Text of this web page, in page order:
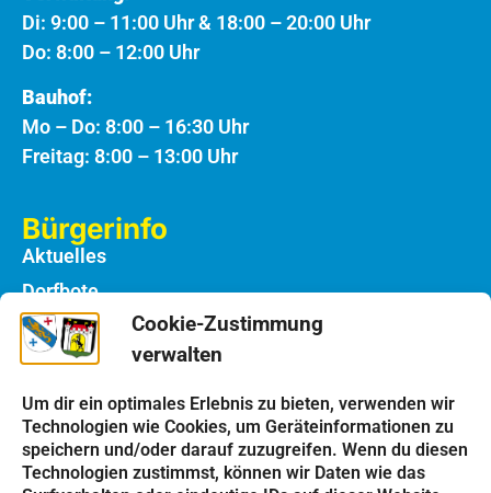
Cookie-Zustimmung
verwalten
Um dir ein optimales Erlebnis zu bieten, verwenden wir
Technologien wie Cookies, um Geräteinformationen zu
speichern und/oder darauf zuzugreifen. Wenn du diesen
Technologien zustimmst, können wir Daten wie das
Di: 9:00 – 11:00 Uhr & 18:00 – 20:00 Uhr
Do: 8:00 – 12:00 Uhr
Bauhof:
Mo – Do: 8:00 – 16:30 Uhr
Freitag: 8:00 – 13:00 Uhr
Bürgerinfo
Aktuelles
Dorfbote
Rathaus
Notdienste
Bauhof
Einrichtungen